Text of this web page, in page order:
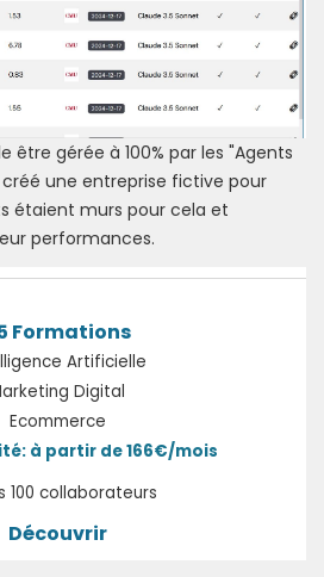
être gérée à 100% par les "Agents
créé une entreprise fictive pour
étaient murs pour cela et
performances.
Formations
Artificielle
Digital
Ecommerce
à partir de 166€/mois
100 collaborateurs
Découvrir